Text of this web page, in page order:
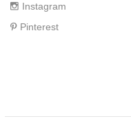
Instagram
Pinterest